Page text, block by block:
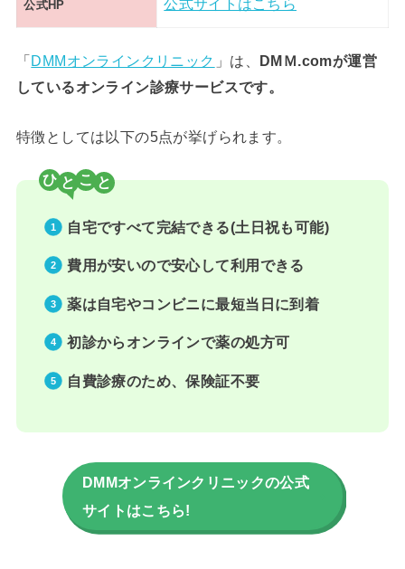
公式HP 公式サイトはこちら
「DMMオンラインクリニック 」は、 DMＭ.comが運営
しているオンライン診療サービスです。
特徴としては以下の5点が挙げられます。
ひ こ
自宅ですべて完結できる(土日祝も可能)
費用が安いので安心して利用できる
薬は自宅やコンビニに最短当日に到着
初診からオンラインで薬の処方可
自費診療のため、保険証不要
DMMオンラインクリニックの公式
サイトはこちら!